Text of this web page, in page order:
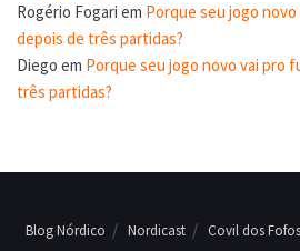
Rogério Fogari em Porque seu jogo
depois de três partidas?
Diego em Porque seu jogo novo vai pro
três partidas?
Blog Nórdico Nordicast Covil dos Fofos